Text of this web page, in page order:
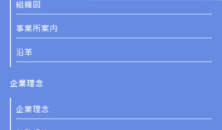
組織図
事業所案内
沿革
企業理念
企業理念